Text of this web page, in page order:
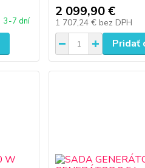
3-7 dní
2 099,90 €
1 707,24 € bez DPH
Pridať